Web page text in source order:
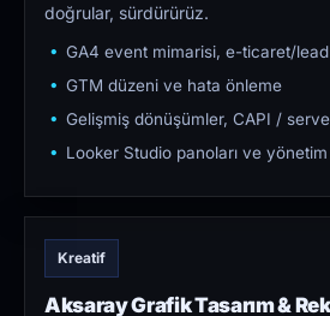
doğrular, sürdürürüz.
GA4 event mimarisi, e-ticaret/
GTM düzeni ve hata önleme
Gelişmiş dönüşümler, CAPI /
Looker Studio panoları ve yönetim
Kreatif
Aksaray Grafik Tasarım &